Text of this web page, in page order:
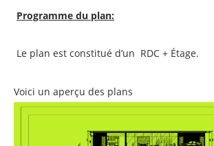
Programme du plan:
Le plan est constitué d’un RDC + Étage.
Voici un aperçu des plans